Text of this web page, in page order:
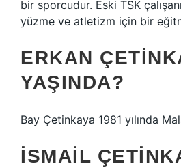
bir sporcudur. Eski TSK
yüzme ve atletizm için bir
ERKAN
YAŞINDA?
Bay Çetinkaya 1981 yılında
İSMAIL